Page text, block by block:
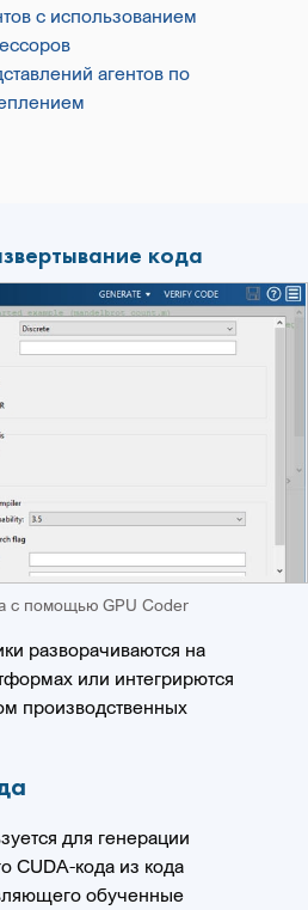
с использованием
агентов по
кода
с помощью GPU Coder
разворачиваются на
или интегрирются
производственных
для генерации
CUDA-кода из кода
обученные